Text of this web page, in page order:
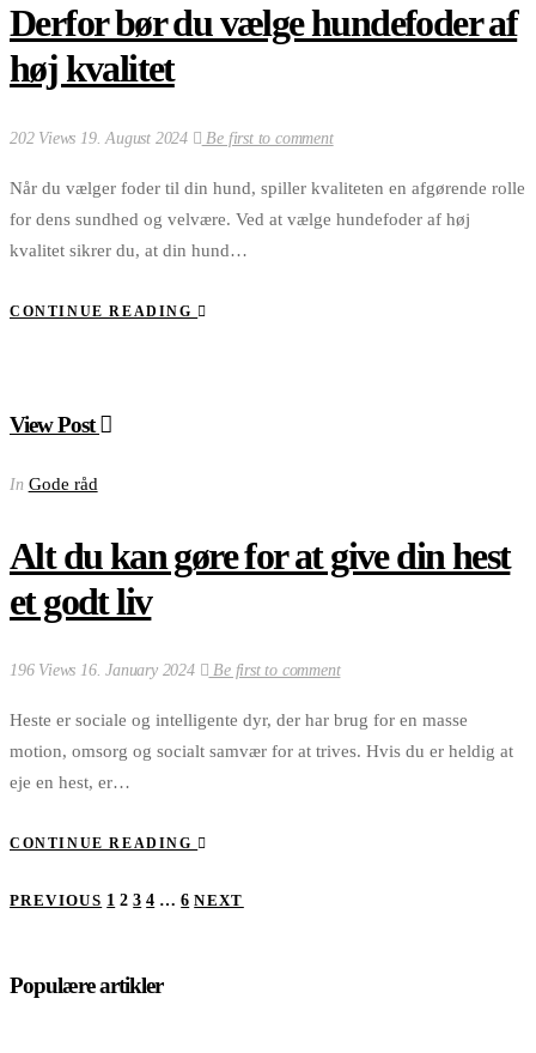
Derfor bør du vælge hundefoder af
høj kvalitet
202 Views 19. August 2024 Be first to comment
Når du vælger foder til din hund, spiller kvaliteten en afgørende rolle
for dens sundhed og velvære. Ved at vælge hundefoder af høj
kvalitet sikrer du, at din hund…
CONTINUE READING
View Post
In Gode råd
Alt du kan gøre for at give din hest
et godt liv
196 Views 16. January 2024 Be first to comment
Heste er sociale og intelligente dyr, der har brug for en masse
motion, omsorg og socialt samvær for at trives. Hvis du er heldig at
eje en hest, er…
CONTINUE READING
Posts
PREVIOUS 1 2 3 4 … 6 NEXT
Populære artikler